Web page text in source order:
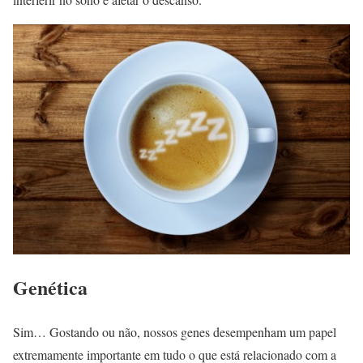
Genética
Sim… Gostando ou não, nossos genes desempenham um papel
extremamente importante em tudo o que está relacionado com a